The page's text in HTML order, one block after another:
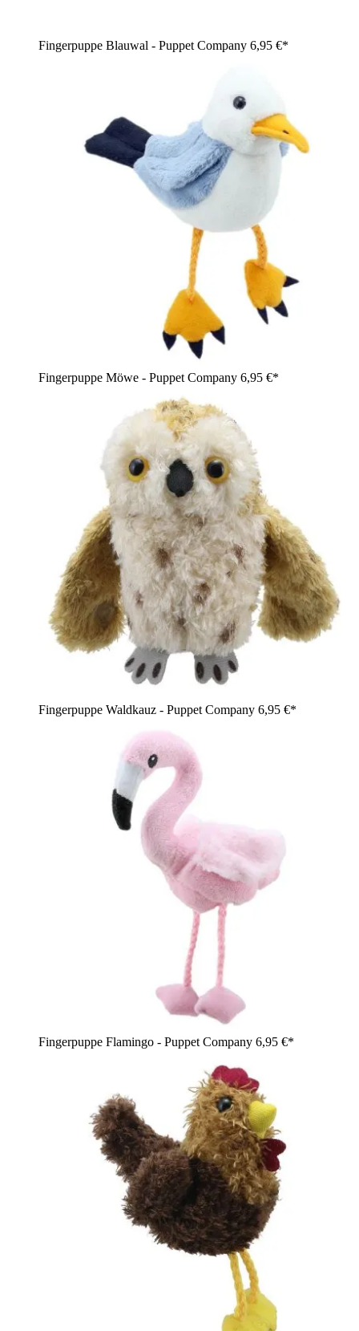
Fingerpuppe Blauwal - Puppet Company 6,95 €*
Fingerpuppe Möwe - Puppet Company 6,95 €*
Fingerpuppe Waldkauz - Puppet Company 6,95 €*
Fingerpuppe Flamingo - Puppet Company 6,95 €*